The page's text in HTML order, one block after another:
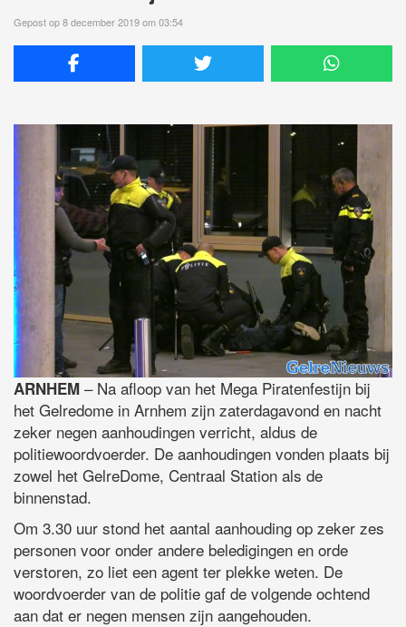
Gepost op 8 december 2019 om 03:54
ARNHEM – Na afloop van het Mega Piratenfestijn bij
het Gelredome in Arnhem zijn zaterdagavond en nacht
zeker negen aanhoudingen verricht, aldus de
politiewoordvoerder. De aanhoudingen vonden plaats bij
zowel het GelreDome, Centraal Station als de
binnenstad.
Om 3.30 uur stond het aantal aanhouding op zeker zes
personen voor onder andere beledigingen en orde
verstoren, zo liet een agent ter plekke weten. De
woordvoerder van de politie gaf de volgende ochtend
aan dat er negen mensen zijn aangehouden.